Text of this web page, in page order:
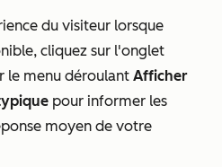
du visiteur lorsque
cliquez sur l'onglet
le menu déroulant Afficher
pour informer les
moyen de votre